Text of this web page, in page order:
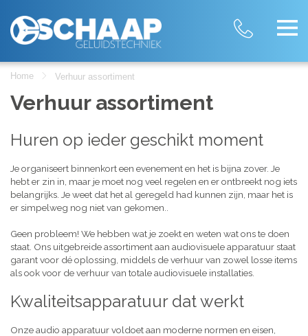
Home Verhuur assortiment
Verhuur assortiment
Huren op ieder geschikt moment
Je organiseert binnenkort een evenement en het is bijna zover. Je
hebt er zin in, maar je moet nog veel regelen en er ontbreekt nog iets
belangrijks. Je weet dat het al geregeld had kunnen zijn, maar het is
er simpelweg nog niet van gekomen..
Geen probleem! We hebben wat je zoekt en weten wat ons te doen
staat. Ons uitgebreide assortiment aan audiovisuele apparatuur staat
garant voor dé oplossing, middels de verhuur van zowel losse items
als ook voor de verhuur van totale audiovisuele installaties.
Kwaliteitsapparatuur dat werkt
Onze audio apparatuur voldoet aan moderne normen en eisen,